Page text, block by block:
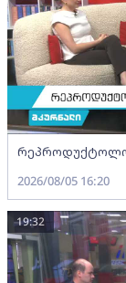
2026/08/05 16:20
19:32